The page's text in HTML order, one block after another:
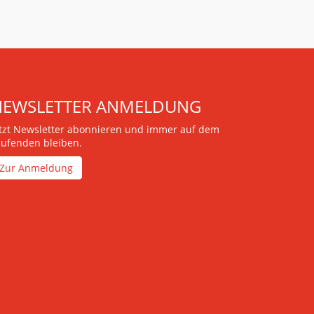
ANMELDUNG
Newsletter abonnieren und immer auf dem
bleiben.
Zur Anmeldung